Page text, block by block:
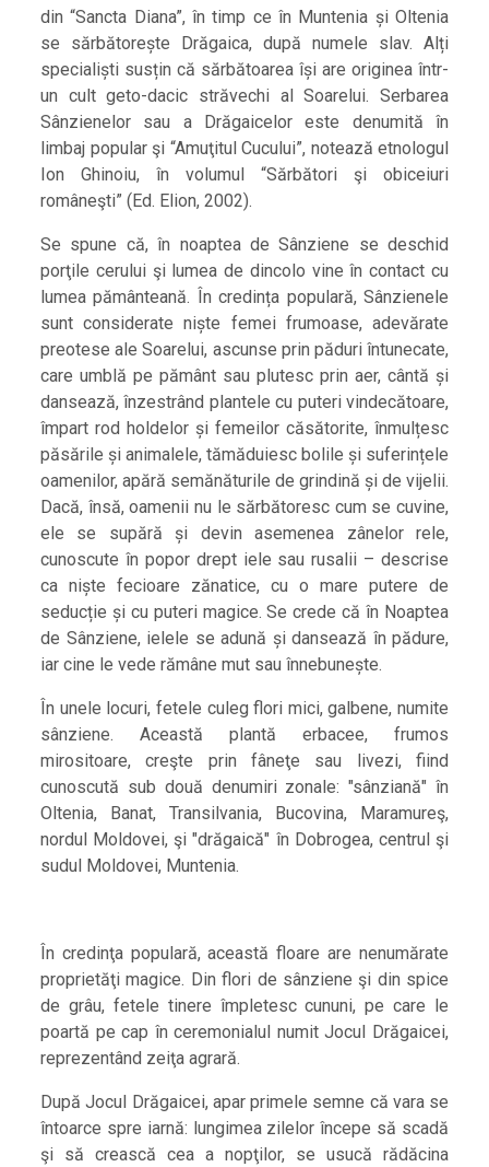
din “Sancta Diana”, în timp ce în Muntenia și Oltenia
se sărbătorește Drăgaica, după numele slav. Alți
specialiști susțin că sărbătoarea își are originea într-
un cult geto-dacic străvechi al Soarelui. Serbarea
Sânzienelor sau a Drăgaicelor este denumită în
limbaj popular şi “Amuţitul Cucului”, notează etnologul
Ion Ghinoiu, în volumul “Sărbători şi obiceiuri
româneşti” (Ed. Elion, 2002).
Se spune că, în noaptea de Sânziene se deschid
porţile cerului şi lumea de dincolo vine în contact cu
lumea pământeană. În credința populară, Sânzienele
sunt considerate niște femei frumoase, adevărate
preotese ale Soarelui, ascunse prin păduri întunecate,
care umblă pe pământ sau plutesc prin aer, cântă și
dansează, înzestrând plantele cu puteri vindecătoare,
împart rod holdelor și femeilor căsătorite, înmulțesc
păsările și animalele, tămăduiesc bolile și suferințele
oamenilor, apără semănăturile de grindină și de vijelii.
Dacă, însă, oamenii nu le sărbătoresc cum se cuvine,
ele se supără și devin asemenea zânelor rele,
cunoscute în popor drept iele sau rusalii – descrise
ca niște fecioare zănatice, cu o mare putere de
seducție și cu puteri magice. Se crede că în Noaptea
de Sânziene, ielele se adună și dansează în pădure,
iar cine le vede rămâne mut sau înnebunește.
În unele locuri, fetele culeg flori mici, galbene, numite
sânziene. Această plantă erbacee, frumos
mirositoare, creşte prin fâneţe sau livezi, fiind
cunoscută sub două denumiri zonale: ″sânziană″ în
Oltenia, Banat, Transilvania, Bucovina, Maramureş,
nordul Moldovei, şi ″drăgaică″ în Dobrogea, centrul şi
sudul Moldovei, Muntenia.
În credinţa populară, această floare are nenumărate
proprietăţi magice. Din flori de sânziene şi din spice
de grâu, fetele tinere împletesc cununi, pe care le
poartă pe cap în ceremonialul numit Jocul Drăgaicei,
reprezentând zeiţa agrară.
După Jocul Drăgaicei, apar primele semne că vara se
întoarce spre iarnă: lungimea zilelor începe să scadă
şi să crească cea a nopţilor, se usucă rădăcina